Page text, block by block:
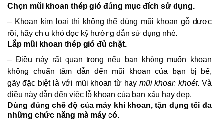
Chọn mũi khoan thép gió đúng mục đích sử dụng.
– Khoan kim loại thì không thể dùng mũi khoan gỗ được
rồi, hãy chịu khó đọc kỹ hướng dẫn sử dụng nhé.
Lắp mũi khoan thép gió đủ chặt.
– Điều này rất quan trọng nếu bạn không muốn khoan
không chuẩn tâm dẫn đến mũi khoan của bạn bị bể,
gãy đặc biệt là với mũi khoan từ hay mũi khoan khoét. Và
điều này dẫn đến việc lỗ khoan của bạn xấu hay đẹp.
Dùng đúng chế độ của máy khi khoan, tận dụng tối đa
những chức năng mà máy có.